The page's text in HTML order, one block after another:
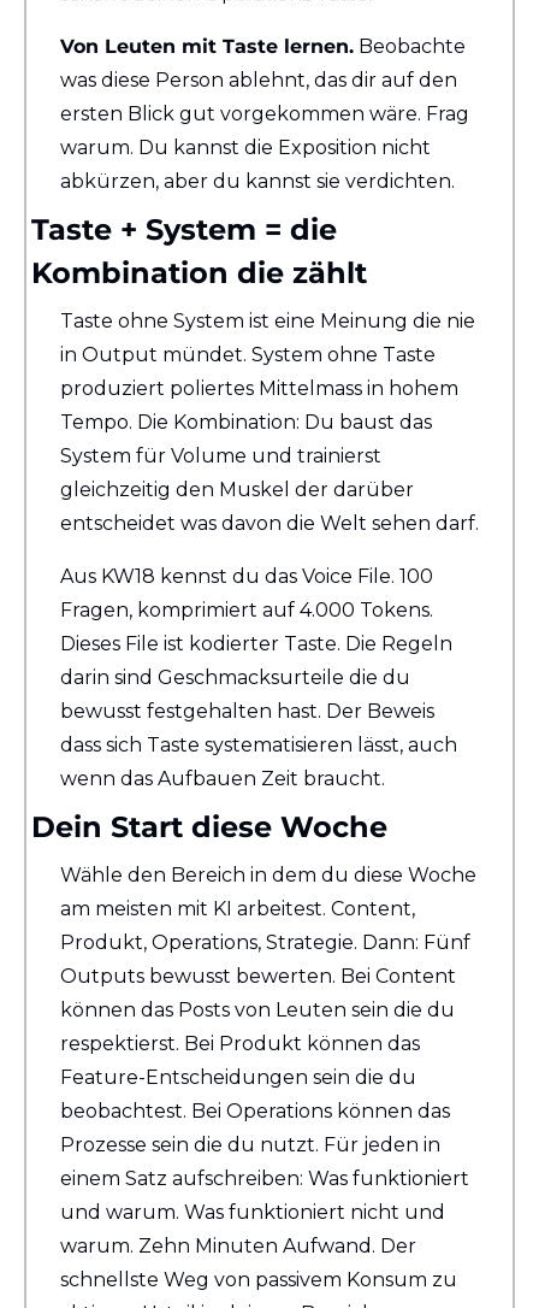
Von Leuten mit Taste lernen. Beobachte
was diese Person ablehnt, das dir auf den
ersten Blick gut vorgekommen wäre. Frag
warum. Du kannst die Exposition nicht
abkürzen, aber du kannst sie verdichten.
Taste + System = die
Kombination die zählt
Taste ohne System ist eine Meinung die nie
in Output mündet. System ohne Taste
produziert poliertes Mittelmass in hohem
Tempo. Die Kombination: Du baust das
System für Volume und trainierst
gleichzeitig den Muskel der darüber
entscheidet was davon die Welt sehen darf.
Aus KW18 kennst du das Voice File. 100
Fragen, komprimiert auf 4.000 Tokens.
Dieses File ist kodierter Taste. Die Regeln
darin sind Geschmacksurteile die du
bewusst festgehalten hast. Der Beweis
dass sich Taste systematisieren lässt, auch
wenn das Aufbauen Zeit braucht.
Dein Start diese Woche
Wähle den Bereich in dem du diese Woche
am meisten mit KI arbeitest. Content,
Produkt, Operations, Strategie. Dann: Fünf
Outputs bewusst bewerten. Bei Content
können das Posts von Leuten sein die du
respektierst. Bei Produkt können das
Feature-Entscheidungen sein die du
beobachtest. Bei Operations können das
Prozesse sein die du nutzt. Für jeden in
einem Satz aufschreiben: Was funktioniert
und warum. Was funktioniert nicht und
warum. Zehn Minuten Aufwand. Der
schnellste Weg von passivem Konsum zu